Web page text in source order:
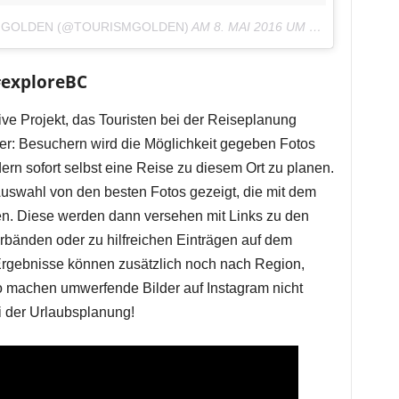
(@TOURISMGOLDEN) AM 8. MAI 2016 UM 8:23 UHR
Projekt, das Touristen bei der Reiseplanung
Besuchern wird die Möglichkeit gegeben Fotos
sofort selbst eine Reise zu diesem Ort zu planen.
von den besten Fotos gezeigt, die mit dem
Diese werden dann versehen mit Links zu den
oder zu hilfreichen Einträgen auf dem
können zusätzlich noch nach Region,
umwerfende Bilder auf Instagram nicht
der Urlaubsplanung!